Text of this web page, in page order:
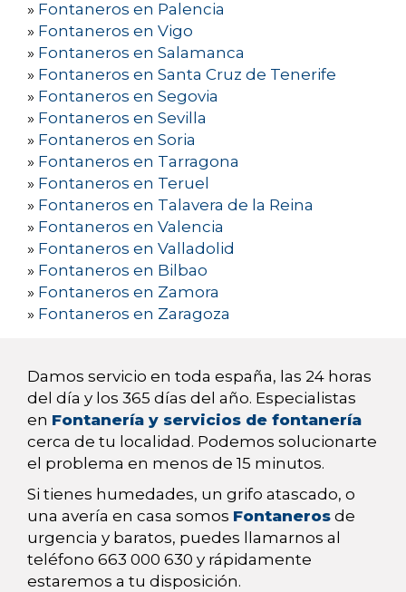
» Fontaneros en Palencia
» Fontaneros en Vigo
» Fontaneros en Salamanca
» Fontaneros en Santa Cruz de Tenerife
» Fontaneros en Segovia
» Fontaneros en Sevilla
» Fontaneros en Soria
» Fontaneros en Tarragona
» Fontaneros en Teruel
» Fontaneros en Talavera de la Reina
» Fontaneros en Valencia
» Fontaneros en Valladolid
» Fontaneros en Bilbao
» Fontaneros en Zamora
» Fontaneros en Zaragoza
Damos servicio en toda españa, las 24 horas
del día y los 365 días del año. Especialistas
en Fontanería y servicios de fontanería
cerca de tu localidad. Podemos solucionarte
el problema en menos de 15 minutos.
Si tienes humedades, un grifo atascado, o
una avería en casa somos Fontaneros de
urgencia y baratos, puedes llamarnos al
teléfono 663 000 630 y rápidamente
estaremos a tu disposición.